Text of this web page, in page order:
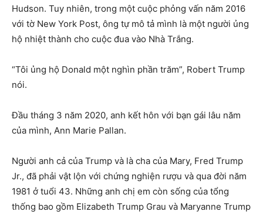
Hudson. Tuy nhiên, trong một cuộc phỏng vấn năm 2016
với tờ New York Post, ông tự mô tả mình là một người ủng
hộ nhiệt thành cho cuộc đua vào Nhà Trắng.
“Tôi ủng hộ Donald một nghìn phần trăm”, Robert Trump
nói.
Đầu tháng 3 năm 2020, anh kết hôn với bạn gái lâu năm
của mình, Ann Marie Pallan.
Người anh cả của Trump và là cha của Mary, Fred Trump
Jr., đã phải vật lộn với chứng nghiện rượu và qua đời năm
1981 ở tuổi 43. Những anh chị em còn sống của tổng
thống bao gồm Elizabeth Trump Grau và Maryanne Trump